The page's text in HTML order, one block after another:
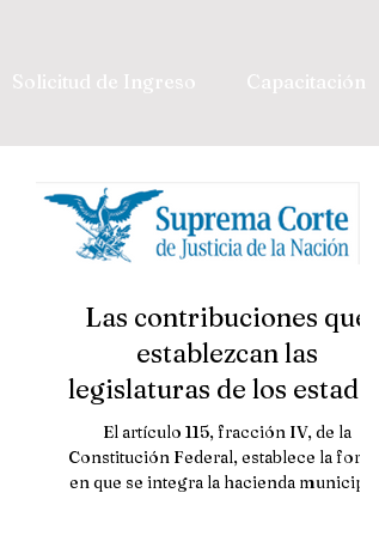
Solicitud de Ingreso Capacitación
Las contribuciones que
establezcan las
legislaturas de los estados
sobre la propiedad
inmobiliaria s
El artículo 115, fracción IV, de la
Constitución Federal, establece la forma
en que se integra la hacienda municipal,